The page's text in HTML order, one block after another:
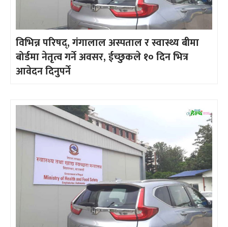
विभिन्न परिषद्, गंगालाल अस्पताल र स्वास्थ्य बीमा
बोर्डमा नेतृत्व गर्ने अवसर, ईच्छुकले १० दिन भित्र
आवेदन दिनुपर्ने